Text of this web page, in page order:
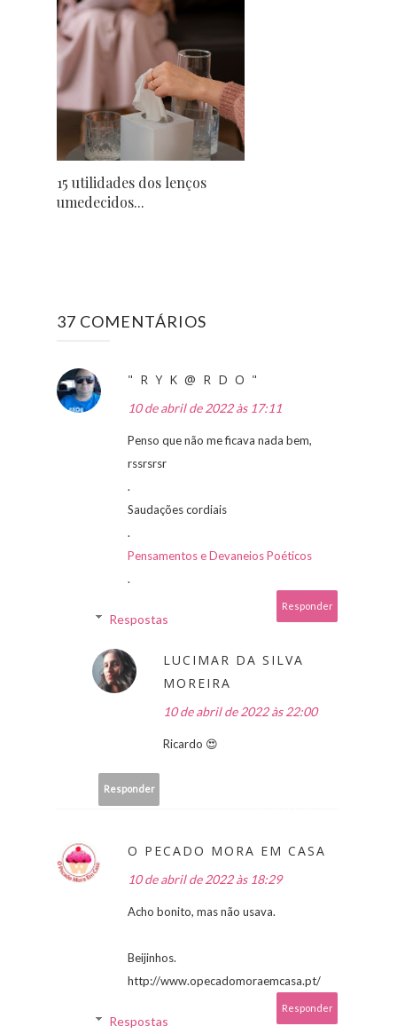
15 utilidades dos lenços
umedecidos...
37 COMENTÁRIOS
" R Y K @ R D O "
10 de abril de 2022 às 17:11
Penso que não me ficava nada bem,
rssrsrsr
.
Saudações cordiais
.
Pensamentos e Devaneios Poéticos
.
Responder
Respostas
LUCIMAR DA SILVA
MOREIRA
10 de abril de 2022 às 22:00
Ricardo 😍
Responder
O PECADO MORA EM CASA
10 de abril de 2022 às 18:29
Acho bonito, mas não usava.
Beijinhos.
http://www.opecadomoraemcasa.pt/
Responder
Respostas